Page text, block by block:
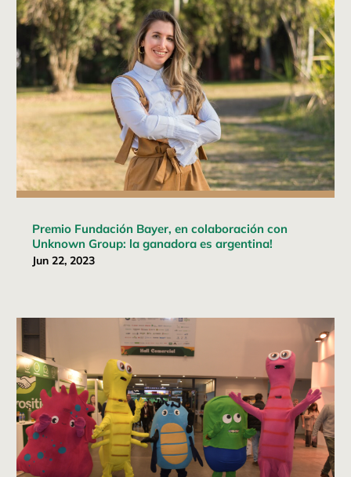
Premio Fundación Bayer, en colaboración con
Unknown Group: la ganadora es argentina!
Jun 22, 2023